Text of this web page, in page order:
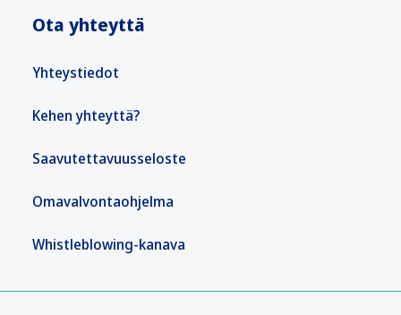
Ota yhteyttä
Yhteystiedot
Kehen yhteyttä?
Saavutettavuusseloste
Omavalvontaohjelma
Whistleblowing-kanava